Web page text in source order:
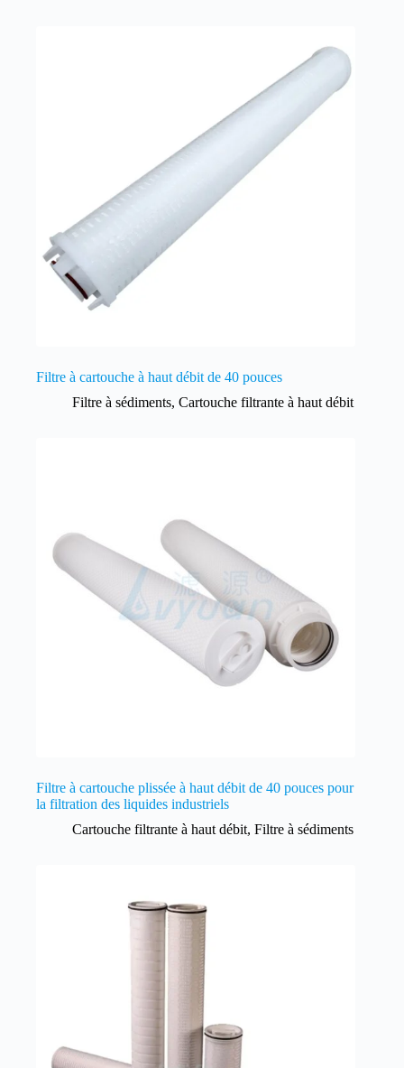
Filtre à cartouche à haut débit de 40 pouces
Filtre à sédiments, Cartouche filtrante à haut débit
Filtre à cartouche plissée à haut débit de 40 pouces pour
la filtration des liquides industriels
Cartouche filtrante à haut débit, Filtre à sédiments